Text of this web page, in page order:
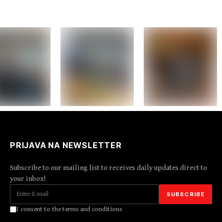
PRIJAVA NA NEWSLETTER
Subscribe to our mailing list to receives daily updates direct to
your inbox!
I consent to the terms and conditions